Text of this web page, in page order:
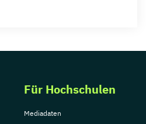
Für Hochschulen
Mediadaten